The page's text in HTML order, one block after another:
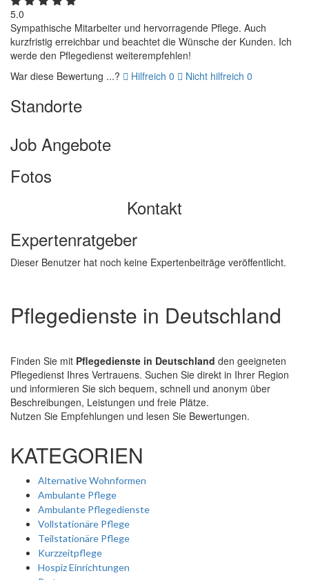
5.0
Sympathische Mitarbeiter und hervorragende Pflege. Auch
kurzfristig erreichbar und beachtet die Wünsche der Kunden. Ich
werde den Pflegedienst weiterempfehlen!
War diese Bewertung ...?
Hilfreich 0 Nicht hilfreich 0
Standorte
Job Angebote
Fotos
Kontakt
Expertenratgeber
Dieser Benutzer hat noch keine Expertenbeiträge veröffentlicht.
Pflegedienste in Deutschland
Finden Sie mit Pflegedienste in Deutschland den geeigneten
Pflegedienst Ihres Vertrauens. Suchen Sie direkt in Ihrer Region
und informieren Sie sich bequem, schnell und anonym über
Beschreibungen, Leistungen und freie Plätze.
Nutzen Sie Empfehlungen und lesen Sie Bewertungen.
KATEGORIEN
Alternative Wohnformen
Ambulante Pflege
Ambulante Pflegedienste
Vollstationäre Pflege
Teilstationäre Pflege
Kurzzeitpflege
Hospiz Einrichtungen